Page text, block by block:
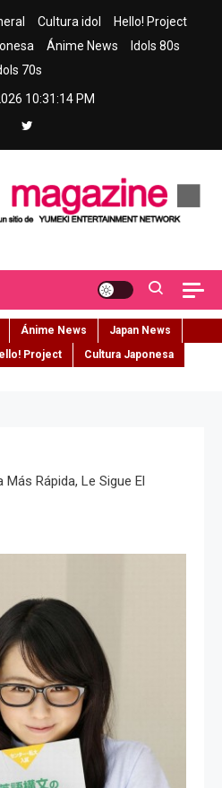
Cultura idol
Hello! Project
Ánime News
Idols 80s
70s
10:31:15 PM
Ánime News
Japan News
Project
Cultura Japonesa
Rápida, Le Sigue El